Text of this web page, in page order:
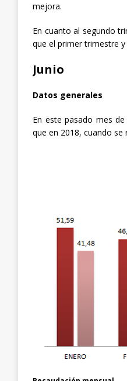
mejora.
En cuanto al segundo
que el primer trimestre
Junio
Datos generales
En este pasado mes
que en 2018, cuando se